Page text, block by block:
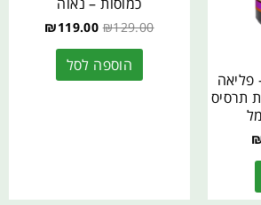
פליאה
תרסיס
₪129.00
₪119.00
הוספה לסל